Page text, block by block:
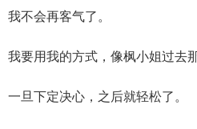
我不会再客气了。
我要用我的方式，像枫小姐过去
一旦下定决心，之后就轻松了。